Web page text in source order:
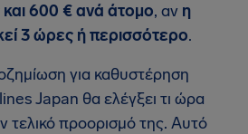
600 € ανά άτομο, αν η
3 ώρες ή περισσότερο.
για καθυστέρηση
Japan θα ελέγξει τι ώρα
τελικό προορισμό της. Αυτό